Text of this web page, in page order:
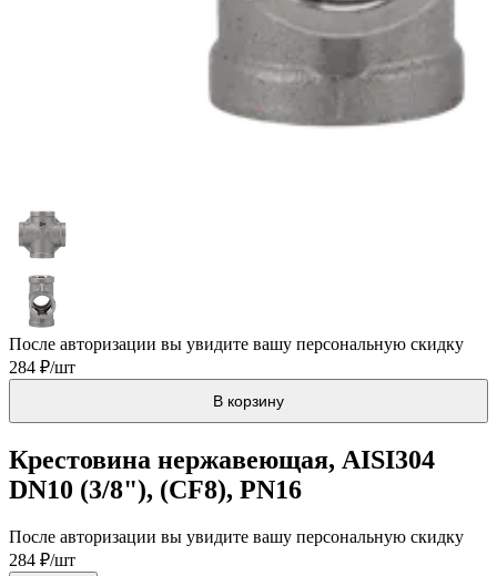
После авторизации вы увидите вашу персональную скидку
284 ₽/шт
В корзину
Крестовина нержавеющая, AISI304
DN10 (3/8"), (CF8), PN16
После авторизации вы увидите вашу персональную скидку
284 ₽/шт